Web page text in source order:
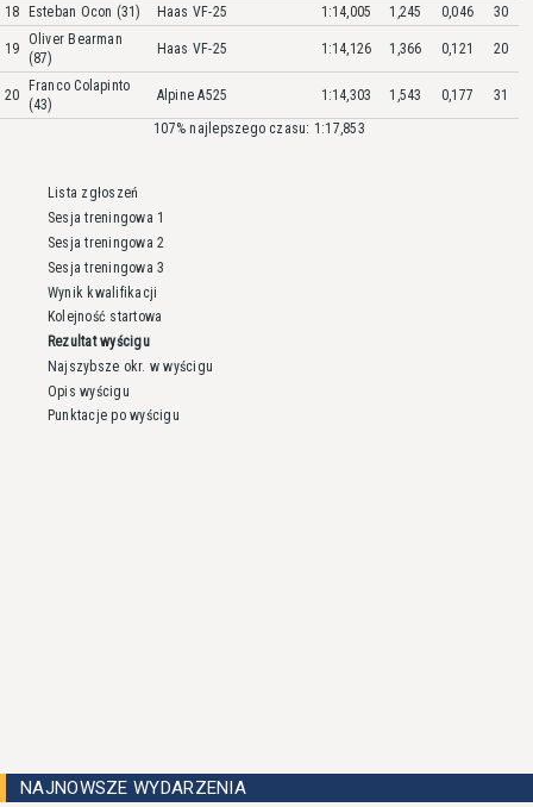
18 Esteban Ocon (31) Haas VF-25 1:14,005 1,245 0,046 30
19
Oliver Bearman
(87)
Haas VF-25 1:14,126 1,366 0,121 20
20
Franco Colapinto
(43)
Alpine A525 1:14,303 1,543 0,177
31
107% najlepszego czasu: 1:17,853
Lista zgłoszeń
Sesja treningowa 1
Sesja treningowa 2
Sesja treningowa 3
Wynik kwalifikacji
Kolejność startowa
Rezultat wyścigu
Najszybsze okr. w wyścigu
Opis wyścigu
Punktacje po wyścigu
NAJNOWSZE WYDARZENIA